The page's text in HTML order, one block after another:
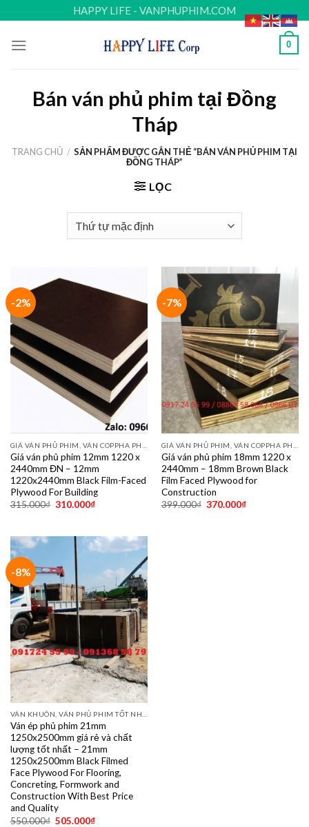
to
content
HAPPY LIFE - VANPHUPHIM.COM
0
Bán ván phủ phim tại Đồng
Tháp
TRANG CHỦ / SẢN PHẨM ĐƯỢC GẮN THẺ “BÁN VÁN PHỦ PHIM TẠI
ĐỒNG THÁP”
LỌC
-2%
Giá ván phủ phim 12mm 1220 x
2440mm ĐN – 12mm
1220x2440mm Black Film-Faced
Plywood For Building
315.000₫ 310.000₫
-7%
Giá ván phủ phim 18mm 1220 x
2440mm – 18mm Brown Black
Film Faced Plywood for
Construction
399.000₫ 370.000₫
-8%
VÁN KHUÔN, VÁN PHỦ PHIM TỐT NHẤT DÙNG 10- 15 LẦN
Ván ép phủ phim 21mm
1250x2500mm giá rẻ và chất
lượng tốt nhất – 21mm
1250x2500mm Black Filmed
Face Plywood For Flooring,
Concreting, Formwork and
Construction With Best Price
and Quality
550.000₫ 505.000₫